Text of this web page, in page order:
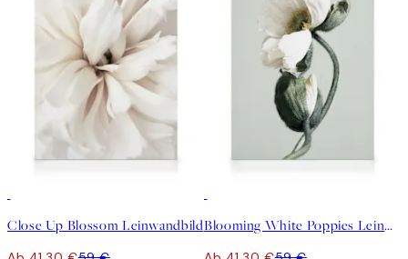
Close Up Blossom Leinwandbild Blooming White Poppies Leinwandbild